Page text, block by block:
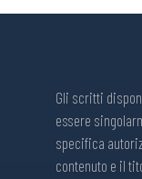
Gli scritti
essere
specifica
contenuto e il